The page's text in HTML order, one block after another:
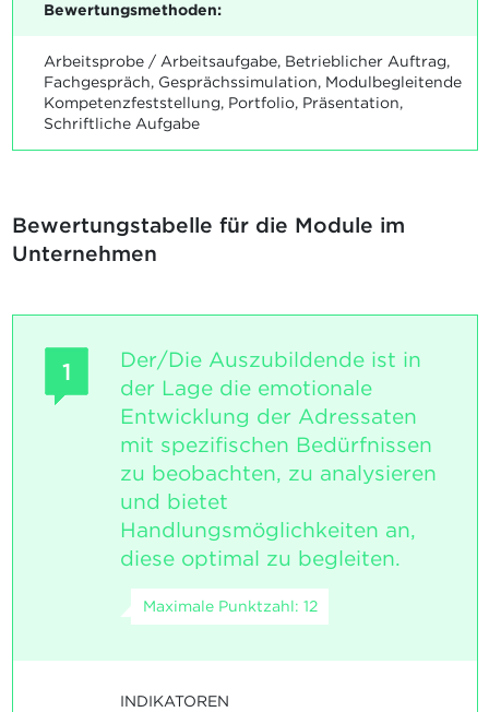
Bewertungsmethoden:
Arbeitsprobe / Arbeitsaufgabe, Betrieblicher Auftrag,
Fachgespräch, Gesprächssimulation, Modulbegleitende
Kompetenzfeststellung, Portfolio, Präsentation,
Schriftliche Aufgabe
Bewertungstabelle für die Module im
Unternehmen
1
Der/Die Auszubildende ist in
der Lage die emotionale
Entwicklung der Adressaten
mit spezifischen Bedürfnissen
zu beobachten, zu analysieren
und bietet
Handlungsmöglichkeiten an,
diese optimal zu begleiten.
Maximale Punktzahl: 12
INDIKATOREN